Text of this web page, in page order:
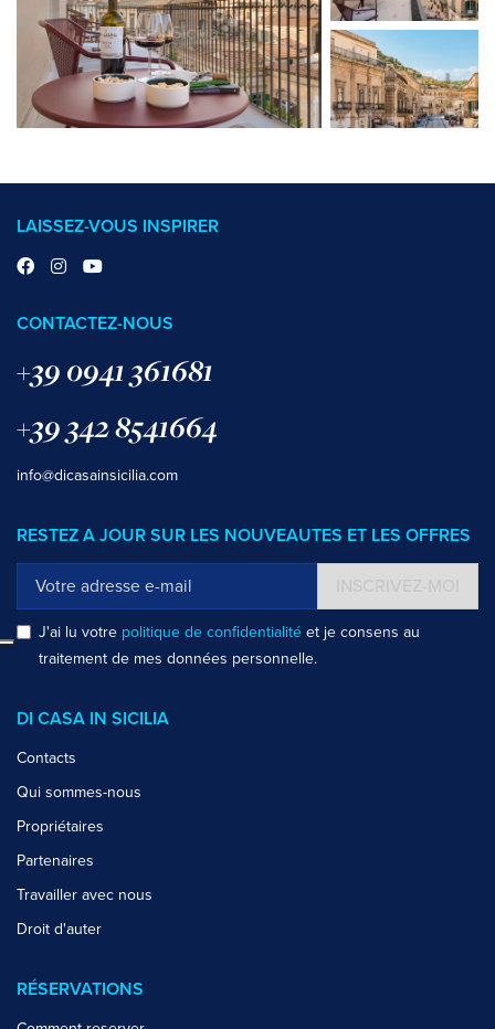
LAISSEZ-VOUS INSPIRER
CONTACTEZ-NOUS
+39 0941 361681
+39 342 8541664
info@dicasainsicilia.com
RESTEZ A JOUR SUR LES NOUVEAUTES ET LES OFFRES
J'ai lu votre politique de confidentialité et je consens au
traitement de mes données personnelle.
DI CASA IN SICILIA
Contacts
Qui sommes-nous
Propriétaires
Partenaires
Travailler avec nous
Droit d'auter
RÉSERVATIONS